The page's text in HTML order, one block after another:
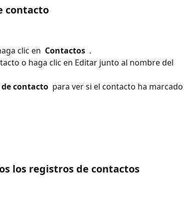
contacto
clic en Contactos .
o haga clic en Editar junto al nombre del
contacto para ver si el contacto ha marcado
los registros de contactos